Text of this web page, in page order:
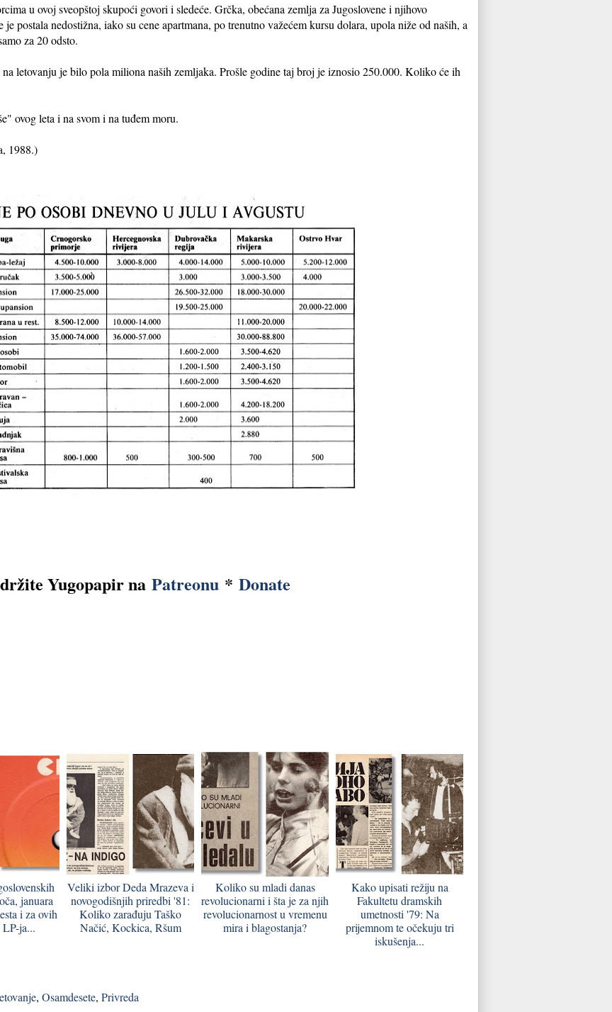
u ovoj sveopštoj skupoći govori i sledeće. Grčka, obećana zemlja za Jugoslovene i njihovo
postala nedostižna, iako su cene apartmana, po trenutno važećem kursu dolara, upola niže od naših, a
za 20 odsto.
letovanju je bilo pola miliona naših zemljaka. Prošle godine taj broj je iznosio 250.000. Koliko će ih
ovog leta i na svom i na tuđem moru.
1988.)
Yugopapir na Patreonu * Donate
januara
i za ovih
LP-ja...
Veliki izbor Deda Mrazeva i
novogodišnjih priredbi '81:
Koliko zarađuju Taško
Načić, Kockica, Ršum
Koliko su mladi danas
revolucionarni i šta je za njih
revolucionarnost u vremenu
mira i blagostanja?
Kako upisati režiju na
Fakultetu dramskih
umetnosti '79: Na
prijemnom te očekuju tri
iskušenja...
, Osamdesete, Privreda